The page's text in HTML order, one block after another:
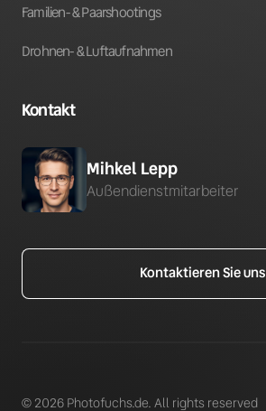
Familien- & Paarshootings
Drohnen- & Luftaufnahmen
Kontakt
Mihkel Lepp
Außendienstmitarbeiter
Kontaktieren Sie uns
© 2026 Photofuchs.de. All rights reserved